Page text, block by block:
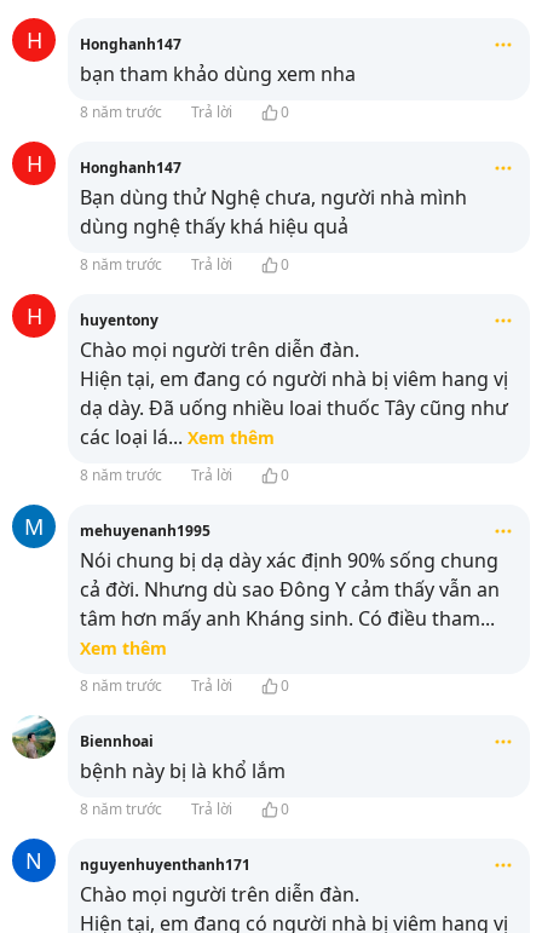
H Honghanh147
bạn tham khảo dùng xem nha
8 năm trước Trả lời 0
H Honghanh147
Bạn dùng thử Nghệ chưa, người nhà mình
dùng nghệ thấy khá hiệu quả
8 năm trước Trả lời 0
H huyentony
Chào mọi người trên diễn đàn.
Hiện tại, em đang có người nhà bị viêm hang vị
dạ dày. Đã uống nhiều loai thuốc Tây cũng như
các loại lá... Xem thêm
8 năm trước Trả lời 0
M mehuyenanh1995
Nói chung bị dạ dày xác định 90% sống chung
cả đời. Nhưng dù sao Đông Y cảm thấy vẫn an
tâm hơn mấy anh Kháng sinh. Có điều tham...
Xem thêm
8 năm trước Trả lời 0
Biennhoai
bệnh này bị là khổ lắm
8 năm trước Trả lời 0
N nguyenhuyenthanh171
Chào mọi người trên diễn đàn.
Hiện tại, em đang có người nhà bị viêm hang vị